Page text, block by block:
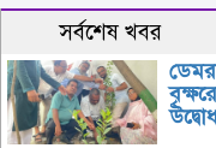
সর্বশেষ খবর